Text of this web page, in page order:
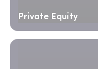
Private Equity